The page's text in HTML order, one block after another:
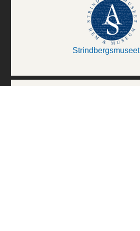
Strindbergsmuseet